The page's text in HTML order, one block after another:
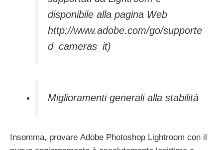
disponibile alla pagina Web
http://www.adobe.com/go/supporte
d_cameras_it)
Miglioramenti generali alla stabilità
Insomma, provare Adobe Photoshop Lightroom con il